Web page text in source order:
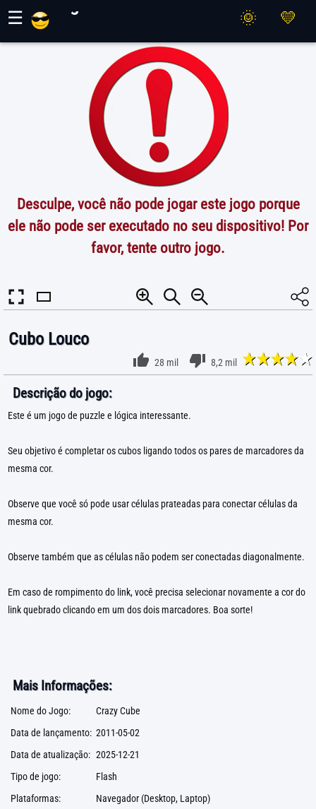
☰
Desculpe, você não pode jogar este jogo porque
ele não pode ser executado no seu dispositivo! Por
favor, tente outro jogo.
Cubo Louco
28 mil 8,2 mil
Descrição do jogo:
Este é um jogo de puzzle e lógica interessante.
Seu objetivo é completar os cubos ligando todos os pares de marcadores da
mesma cor.
Observe que você só pode usar células prateadas para conectar células da
mesma cor.
Observe também que as células não podem ser conectadas diagonalmente.
Em caso de rompimento do link, você precisa selecionar novamente a cor do
link quebrado clicando em um dos dois marcadores. Boa sorte!
Mais Informações:
Nome do Jogo:
Crazy Cube
Data de lançamento: 2011-05-02
Data de atualização: 2025-12-21
Tipo de jogo:
Flash
Plataformas:
Navegador (Desktop, Laptop)